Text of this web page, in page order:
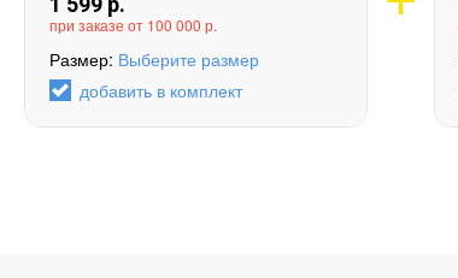
при заказе от 100 000 р.
Размер: Выберите размер
добавить в комплект